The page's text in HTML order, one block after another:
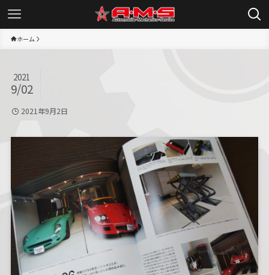
ホーム
2021
9/02
2021年9月2日